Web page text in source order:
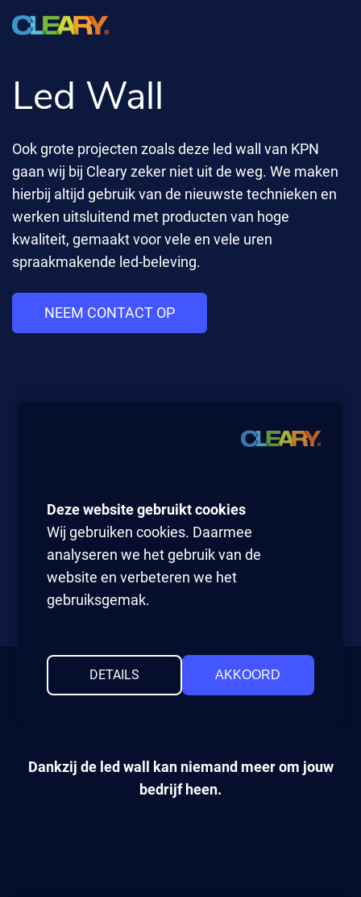
Led Wall
Ook grote projecten zoals deze led wall van KPN
gaan wij bij Cleary zeker niet uit de weg. We maken
hierbij altijd gebruik van de nieuwste technieken en
werken uitsluitend met producten van hoge
kwaliteit, gemaakt voor vele en vele uren
spraakmakende led-beleving.
NEEM CONTACT OP
Dankzij de led wall kan niemand meer om jouw
bedrijf heen.
Wij gebruiken cookies. Daarmee
analyseren we het gebruik van de
website en verbeteren we het
gebruiksgemak.
DETAILS AKKOORD